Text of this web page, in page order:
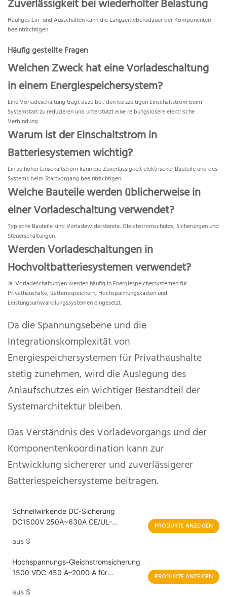
Zuverlässigkeit bei wiederholter Belastung
Häufiges Ein- und Ausschalten kann die Langzeitlebensdauer der Komponenten
beeinträchtigen.
Häufig gestellte Fragen
Welchen Zweck hat eine Vorladeschaltung
in einem Energiespeichersystem?
Eine Vorladeschaltung trägt dazu bei, den kurzzeitigen Einschaltstrom beim
Systemstart zu reduzieren und unterstützt eine reibungslosere elektrische
Verbindung.
Warum ist der Einschaltstrom in
Batteriesystemen wichtig?
Ein zu hoher Einschaltstrom kann die Zuverlässigkeit elektrischer Bauteile und des
Systems beim Startvorgang beeinträchtigen.
Welche Bauteile werden üblicherweise in
einer Vorladeschaltung verwendet?
Typische Bauteile sind Vorladewiderstände, Gleichstromschütze, Sicherungen und
Steuerschaltungen.
Werden Vorladeschaltungen in
Hochvoltbatteriesystemen verwendet?
Ja. Vorladeschaltungen werden häufig in Energiespeichersystemen für
Privathaushalte, Batteriespeichern, Hochspannungskästen und
Leistungsumwandlungssystemen eingesetzt.
Da die Spannungsebene und die
Integrationskomplexität von
Energiespeichersystemen für Privathaushalte
stetig zunehmen, wird die Auslegung des
Anlaufschutzes ein wichtiger Bestandteil der
Systemarchitektur bleiben.
Das Verständnis des Vorladevorgangs und der
Komponentenkoordination kann zur
Entwicklung sichererer und zuverlässigerer
Batteriespeichersysteme beitragen.
Schnellwirkende DC-Sicherung
DC1500V 250A~630A CE/UL-
aus $
PRODUKTE ANZEIGEN
Hochspannungs-Gleichstromsicherung
1500 VDC 450 A–2000 A für
Ladeanwendungen für
aus $
PRODUKTE ANZEIGEN